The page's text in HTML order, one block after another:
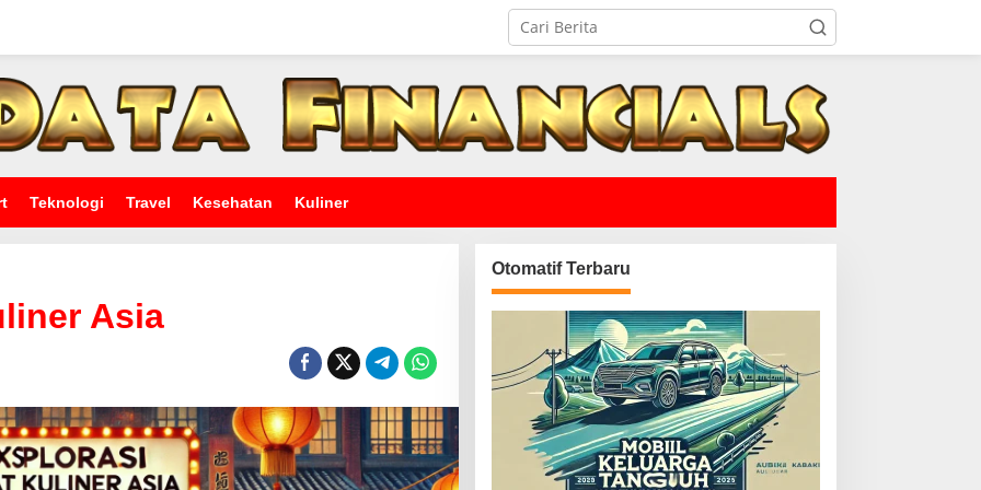
Teknologi Travel Kesehatan Kuliner
Asia
Otomatif Terbaru